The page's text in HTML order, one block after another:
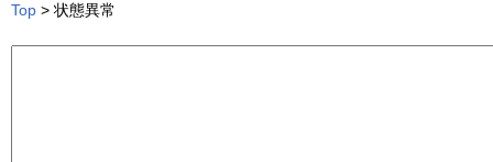
Top > 状態異常